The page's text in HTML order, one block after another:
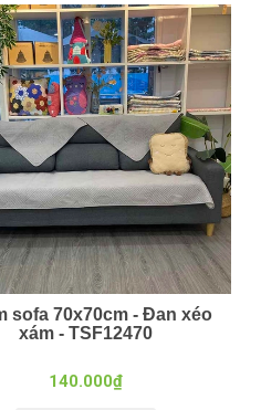
sofa 70x70cm - Đan xéo
xám - TSF12470
140.000₫